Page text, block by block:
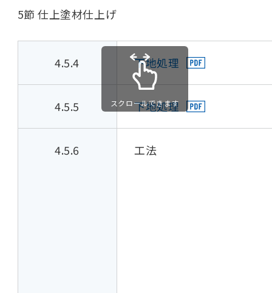
5節 仕上塗材仕上げ
4.5.4 下地処理
4.5.5 下地処理
4.5.6 工法
スクロールできます